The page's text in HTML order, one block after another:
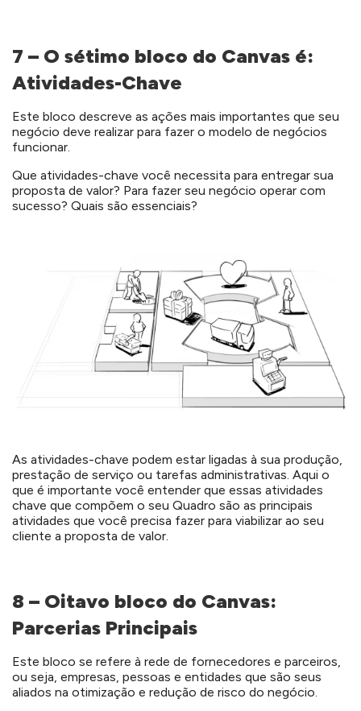
7 – O sétimo bloco do Canvas é:
Atividades-Chave
Este bloco descreve as ações mais importantes que seu
negócio deve realizar para fazer o modelo de negócios
funcionar.
Que atividades-chave você necessita para entregar sua
proposta de valor? Para fazer seu negócio operar com
sucesso? Quais são essenciais?
As atividades-chave podem estar ligadas à sua produção,
prestação de serviço ou tarefas administrativas. Aqui o
que é importante você entender que essas atividades
chave que compõem o seu Quadro são as principais
atividades que você precisa fazer para viabilizar ao seu
cliente a proposta de valor.
8 – Oitavo bloco do Canvas:
Parcerias Principais
Este bloco se refere à rede de fornecedores e parceiros,
ou seja, empresas, pessoas e entidades que são seus
aliados na otimização e redução de risco do negócio.